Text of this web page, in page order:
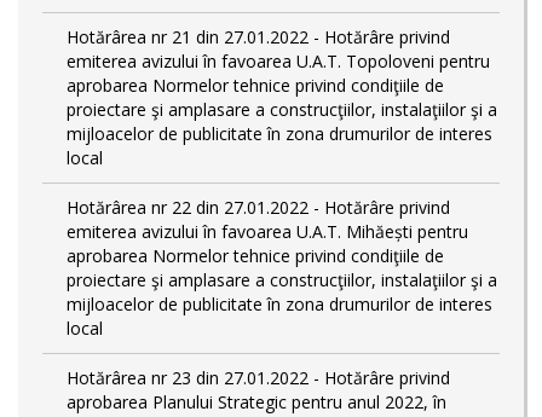
Hotărârea nr 21 din 27.01.2022 - Hotărâre privind
emiterea avizului în favoarea U.A.T. Topoloveni pentru
aprobarea Normelor tehnice privind condiţiile de
proiectare şi amplasare a construcţiilor, instalaţiilor şi a
mijloacelor de publicitate în zona drumurilor de interes
local
Hotărârea nr 22 din 27.01.2022 - Hotărâre privind
emiterea avizului în favoarea U.A.T. Mihăești pentru
aprobarea Normelor tehnice privind condiţiile de
proiectare şi amplasare a construcţiilor, instalaţiilor şi a
mijloacelor de publicitate în zona drumurilor de interes
local
Hotărârea nr 23 din 27.01.2022 - Hotărâre privind
aprobarea Planului Strategic pentru anul 2022, în